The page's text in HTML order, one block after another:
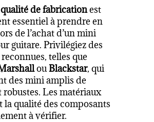
qualité de fabricationest
essentiel à prendre en
de l’achat d’un mini
guitare. Privilégiez des
telles que
ouBlackstar, qui
des mini amplis de
robustes. Les matériaux
la qualité des composants
à vérifier.